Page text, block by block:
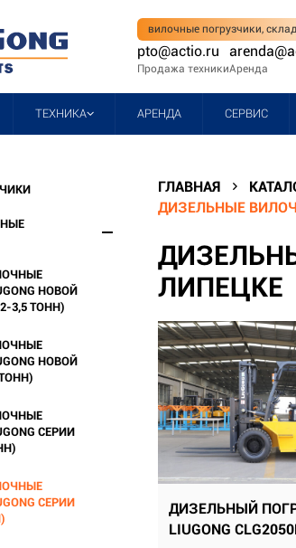
вилочные погрузчики,
pto@actio.ru
Продажа техникиАренда
ТЕХНИКА АРЕНДА СЕРВИС
НОВОЙ
3,5 ТОНН)
НОВОЙ
СЕРИИ
СЕРИИ
ГЛАВНАЯ
ДИЗЕЛЬНЫЕ
ЛИПЕЦКЕ
ДИЗЕЛЬНЫЙ
LIUGONG